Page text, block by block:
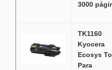
3000
TK1160
Kyocera
Ecosys
Para